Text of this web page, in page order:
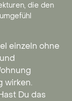
die den
einzeln ohne
wirken.
Du das